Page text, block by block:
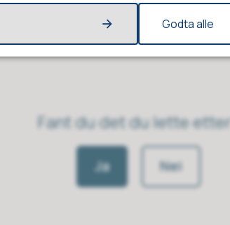
Fant du det du lette
Ja Nei
Godta alle